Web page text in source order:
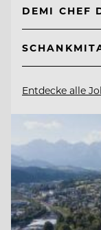
DEMI CHEF
Entdecke alle